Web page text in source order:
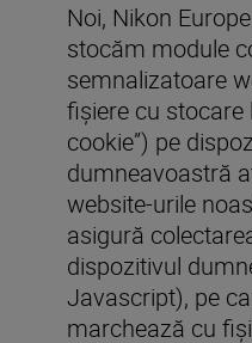
Noi, Nikon Europe
stocăm module
semnalizatoare
fișiere cu stocare
cookie”) pe
dumneavoastră
website-urile
asigură
dispozitivul
Javascript), pe
marchează cu